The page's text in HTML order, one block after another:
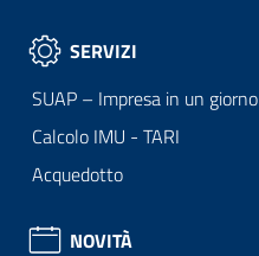
SERVIZI
SUAP – Impresa in un giorno
Calcolo IMU - TARI
Acquedotto
NOVITÀ